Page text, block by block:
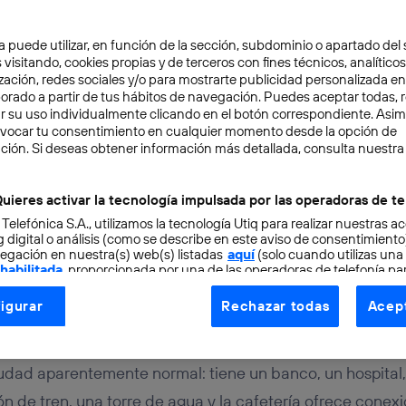
TECNOLOGÍA 4 min
un campo de
americanos
aparentemente normal: tiene un banco, un
de tren, una torre de agua y la cafetería ofrece
puede utilizar, en función de la sección, subdominio o apartado del
visitando, cookies propias y de terceros con fines técnicos,
redes sociales y/o para mostrarte publicidad personalizada
a partir de tus hábitos de navegación. Puedes aceptar todas,
su uso individualmente clicando en el botón correspondiente.
tu consentimiento en cualquier momento desde la opción de
Si deseas obtener información más detallada, consulta nuestra
activar la tecnología impulsada por las operadoras de
S.A., utilizamos la tecnología Utiq para realizar nuestras
digital o análisis (como se describe en este aviso de
en nuestra(s) web(s) listadas aquí(solo cuando utilizas una
, proporcionada por una de las operadoras de telefonía
consentimiento en cada página web).
Utiq está diseñada con la privacidad como prioridad
tu dirección IP y otra información de la cuenta de cliente de
la conexión que utilizas (p. ej., número de teléfono móvil).
Rechazar todas